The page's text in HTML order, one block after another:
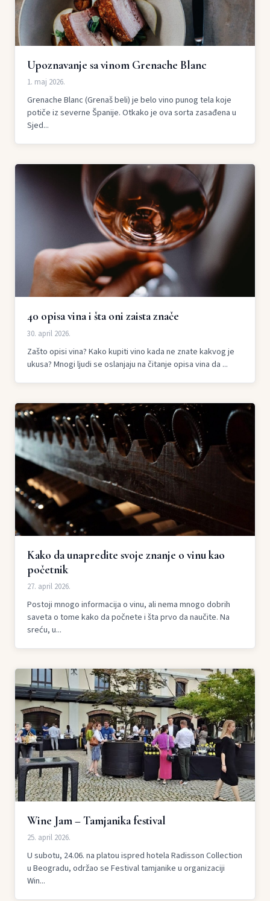
Upoznavanje sa vinom Grenache Blanc
1. maj 2026.
Grenache Blanc (Grenaš beli) je belo vino punog tela koje
potiče iz severne Španije. Otkako je ova sorta zasađena u
Sjed...
40 opisa vina i šta oni zaista znače
30. april 2026.
Zašto opisi vina? Kako kupiti vino kada ne znate kakvog je
ukusa? Mnogi ljudi se oslanjaju na čitanje opisa vina da ...
Kako da unapredite svoje znanje o vinu kao
početnik
27. april 2026.
Postoji mnogo informacija o vinu, ali nema mnogo dobrih
saveta o tome kako da počnete i šta prvo da naučite. Na
sreću, u...
Wine Jam – Tamjanika festival
25. april 2026.
U subotu, 24.06. na platou ispred hotela Radisson Collection
u Beogradu, održao se Festival tamjanike u organizaciji
Win...